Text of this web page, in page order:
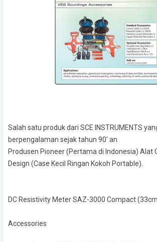
Salah satu produk dari SCE INSTRUMENTS
berpengalaman sejak tahun 90' an
Produsen Pioneer (Pertama di Indonesia) Alat
Design (Case Kecil Ringan Kokoh Portable).
DC Resistivity Meter SAZ-3000 Compact
Accessories